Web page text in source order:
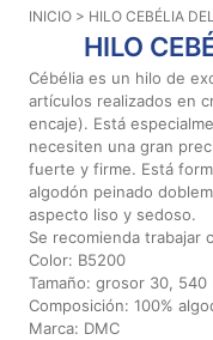
Aviso De
Privacidad
2026
Diseños
Para
Bordar
Distribuidores
INICIO > HILO CEBÉLIA
HILO
Cébélia es un hilo de
artículos realizados en
encaje). Está
necesiten una gran
fuerte y firme. Está
algodón peinado
aspecto liso y sedoso.
Se recomienda trabajar
Color: B5200
Tamaño: grosor 30, 540
Composición: 100%
Marca: DMC